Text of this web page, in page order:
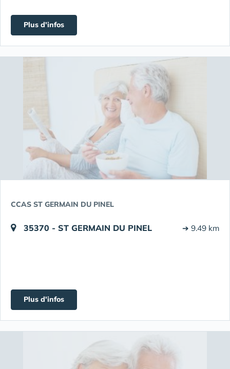
Plus d'infos
CCAS ST GERMAIN DU PINEL
35370 - ST GERMAIN DU PINEL ➔ 9.49 km
Plus d'infos